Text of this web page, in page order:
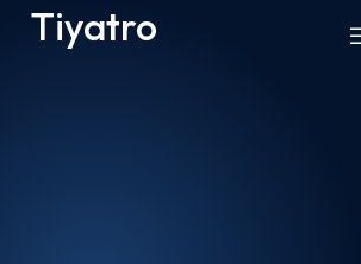
Tiyatro